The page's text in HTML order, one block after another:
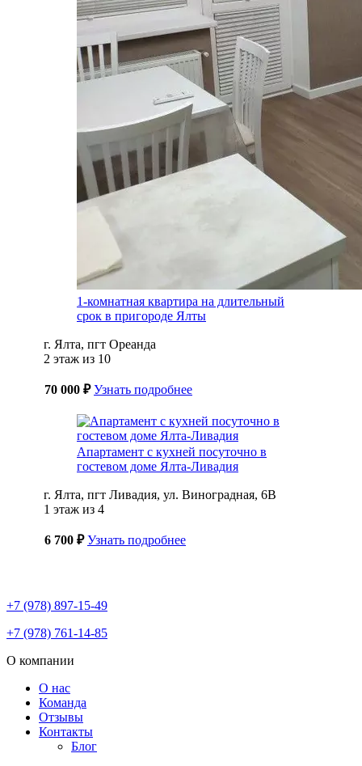
1-комнатная квартира на длительный
срок в пригороде Ялты
г. Ялта, пгт Ореанда
2 этаж из 10
70 000 ₽ Узнать подробнее
Апартамент с кухней посуточно в
гостевом доме Ялта-Ливадия
г. Ялта, пгт Ливадия, ул. Виноградная, 6В
1 этаж из 4
6 700 ₽ Узнать подробнее
+7 (978) 897-15-49
+7 (978) 761-14-85
О компании
О нас
Команда
Отзывы
Контакты
Блог